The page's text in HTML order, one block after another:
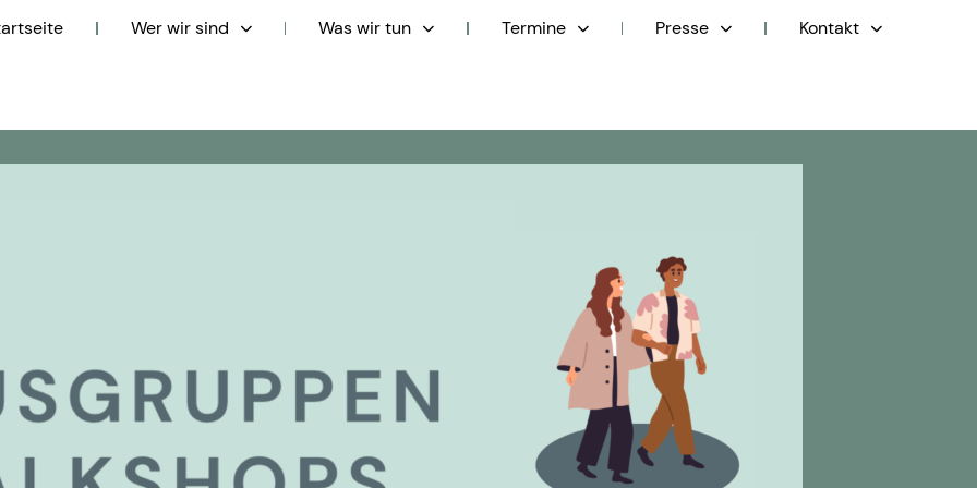
Wer wir sind Was wir tun Termine Presse Kontakt